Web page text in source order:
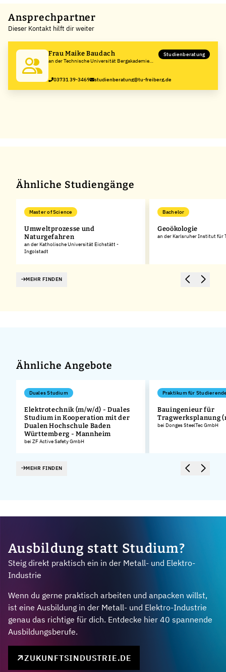
+
−
Ansprechpartner
Dieser Kontakt hilft dir weiter
Frau Maike Baudach
an der Technische Universität Bergakademie
Studienberatung
03731 39-3469 studienberatung@tu-freiberg.de
Ähnliche Studiengänge
Master of Science
Umweltprozesse und
Naturgefahren
an der Katholische Universität Eichstätt -
Ingolstadt
Bachelor
Geoökologie
an der Karlsruher Institut für
MEHR FINDEN
Ähnliche Angebote
Duales Studium
Elektrotechnik (m/w/d) - Duales
Studium in Kooperation mit der
Dualen Hochschule Baden
Württemberg - Mannheim
bei ZF Active Safety GmbH
Praktikum für
Bauingenieur für
Tragwerksplanung
bei Donges SteelTec GmbH
MEHR FINDEN
Ausbildung statt Studium?
Steig direkt praktisch ein in der Metall- und Elektro-
Industrie
Wenn du gerne praktisch arbeiten und anpacken willst,
ist eine Ausbildung in der Metall- und Elektro-Industrie
genau das richtige für dich. Entdecke hier 40 spannende
Ausbildungsberufe.
ZUKUNFTSINDUSTRIE.DE